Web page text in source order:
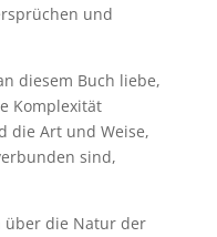
und
diesem Buch liebe,
Komplexität
die Art und Weise,
sind,
über die Natur der